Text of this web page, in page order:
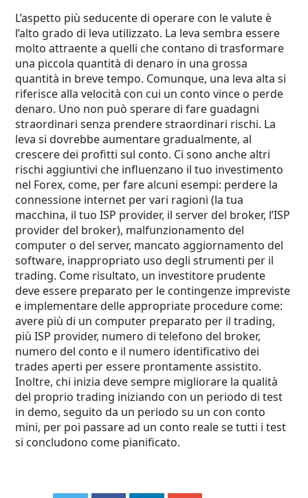
L’aspetto più seducente di operare con le valute è
l’alto grado di leva utilizzato. La leva sembra essere
molto attraente a quelli che contano di trasformare
una piccola quantità di denaro in una grossa
quantità in breve tempo. Comunque, una leva alta si
riferisce alla velocità con cui un conto vince o perde
denaro. Uno non può sperare di fare guadagni
straordinari senza prendere straordinari rischi. La
leva si dovrebbe aumentare gradualmente, al
crescere dei profitti sul conto. Ci sono anche altri
rischi aggiuntivi che influenzano il tuo investimento
nel Forex, come, per fare alcuni esempi: perdere la
connessione internet per vari ragioni (la tua
macchina, il tuo ISP provider, il server del broker, l’ISP
provider del broker), malfunzionamento del
computer o del server, mancato aggiornamento del
software, inappropriato uso degli strumenti per il
trading. Come risultato, un investitore prudente
deve essere preparato per le contingenze impreviste
e implementare delle appropriate procedure come:
avere più di un computer preparato per il trading,
più ISP provider, numero di telefono del broker,
numero del conto e il numero identificativo dei
trades aperti per essere prontamente assistito.
Inoltre, chi inizia deve sempre migliorare la qualità
del proprio trading iniziando con un periodo di test
in demo, seguito da un periodo su un con conto
mini, per poi passare ad un conto reale se tutti i test
si concludono come pianificato.